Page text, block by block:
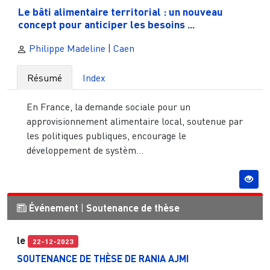
Le bâti alimentaire territorial : un nouveau
concept pour anticiper les besoins ...
Philippe Madeline | Caen
Résumé Index
En France, la demande sociale pour un
approvisionnement alimentaire local, soutenue par
les politiques publiques, encourage le
développement de systèm...
Événement Soutenance de thèse
le 22-12-2023
SOUTENANCE DE THÈSE DE RANIA AJMI